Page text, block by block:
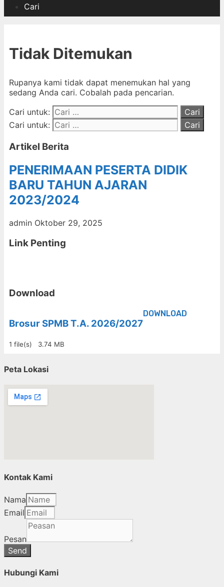
Cari
Tidak Ditemukan
Rupanya kami tidak dapat menemukan hal yang
sedang Anda cari. Cobalah pada pencarian.
Cari untuk:
Cari untuk:
Artikel Berita
PENERIMAAN PESERTA DIDIK
BARU TAHUN AJARAN
2023/2024
admin Oktober 29, 2025
Link Penting
Download
Brosur SPMB T.A. 2026/2027
1 file(s) 3.74 MB
DOWNLOAD
Peta Lokasi
Kontak Kami
Nama
Email
Pesan
Send
Hubungi Kami